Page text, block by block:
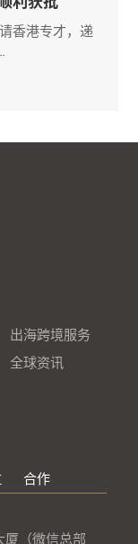
香港专才，递
出海跨境服务
全球资讯
合作
厦（微信总部